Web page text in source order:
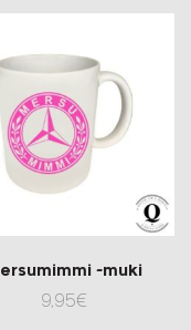
-muki
9,95€